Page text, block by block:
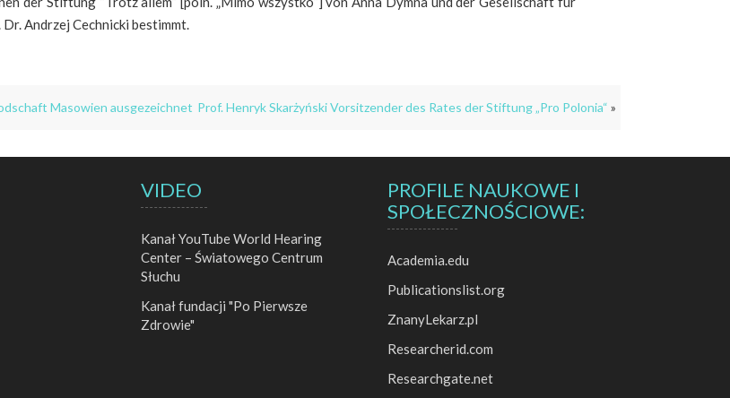
Andrzej Cechnicki bestimmt.
Masowien ausgezeichnet Prof. Henryk Skarżyński Vorsitzender des Rates der Stiftung „Pro Polonia“ »
VIDEO
Kanał YouTube World Hearing
Center – Światowego Centrum
Słuchu
Kanał fundacji "Po Pierwsze
Zdrowie"
PROFILE NAUKOWE I
SPOŁECZNOŚCIOWE:
Academia.edu
Publicationslist.org
ZnanyLekarz.pl
Researcherid.com
Researchgate.net